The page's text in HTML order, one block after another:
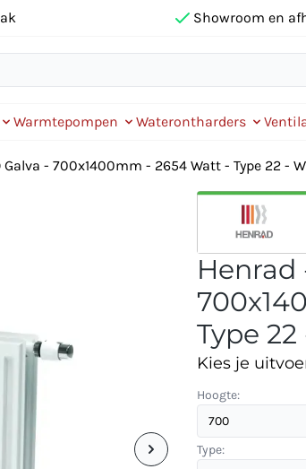
Showroom en
Warmtepompen Waterontharders
Galva - 700x1400mm - 2654 Watt - Type 22 -
Henrad
Type
Kies je
Hoogte:
Type: